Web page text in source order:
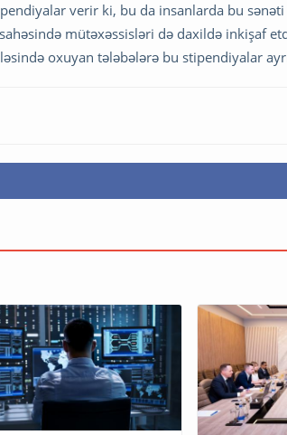
verir ki, bu da insanlarda bu
sahəsində mütəxəssisləri də daxildə inkişaf
oxuyan tələbələrə bu stipendiyalar